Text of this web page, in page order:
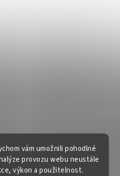
vám umožnili pohodlné
provozu webu neustále
výkon a použitelnost.